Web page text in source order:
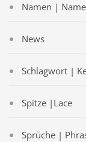
Namen |
News
Schlagwort |
Spitze |Lace
Sprüche |